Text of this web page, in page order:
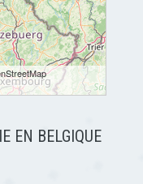
EN BELGIQUE